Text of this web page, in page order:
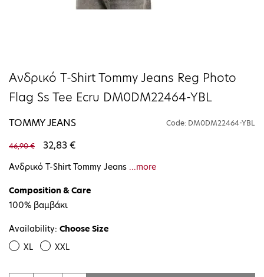
Ανδρικό T-Shirt Tommy Jeans Reg Photo
Flag Ss Tee Ecru DM0DM22464-YBL
TOMMY JEANS Code: DM0DM22464-YBL
46,90 € 32,83 €
Ανδρικό T-Shirt Tommy Jeans ...more
Composition & Care
100% βαμβάκι
Availability: Choose Size
XL XXL